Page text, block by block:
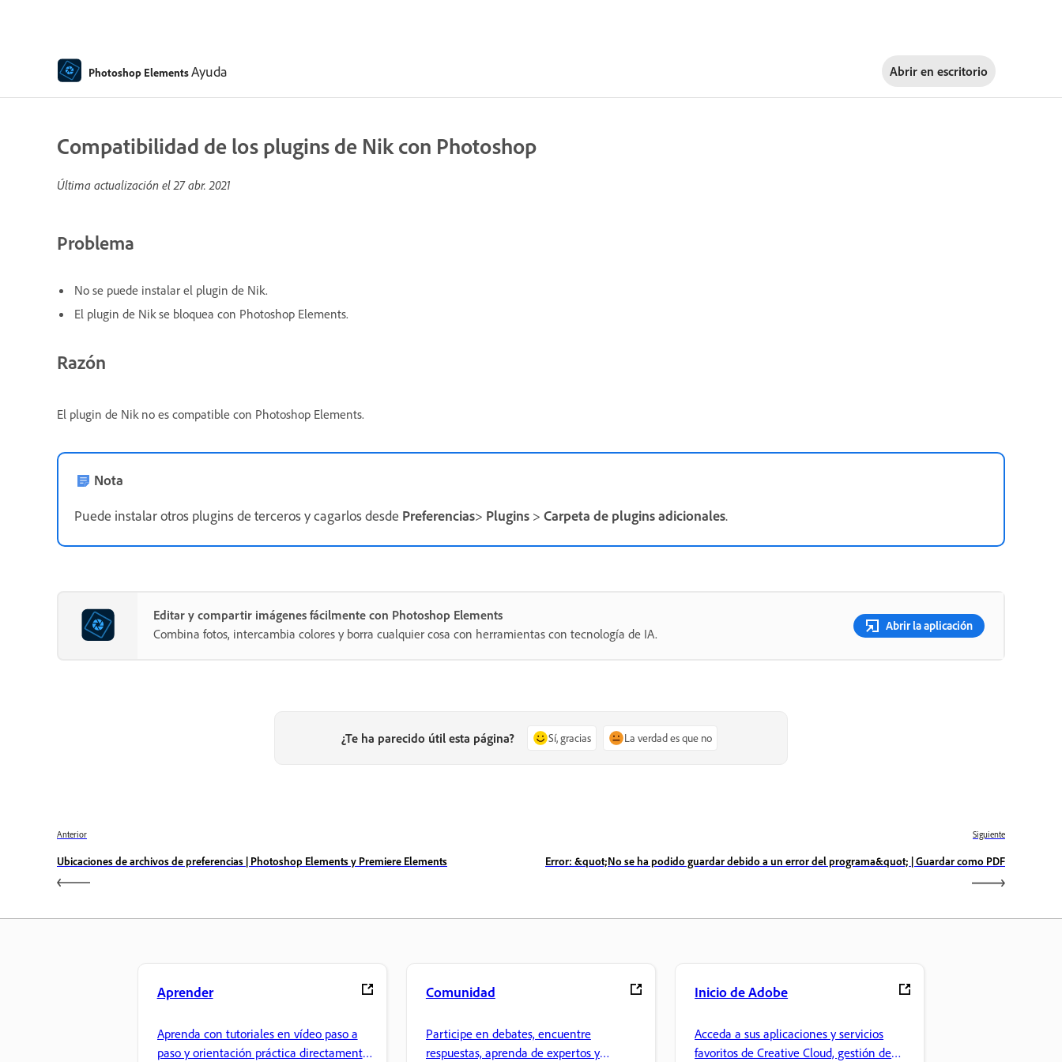
Photoshop ElementsAyuda Abrir en escritorio
Compatibilidad de los plugins de Nik con Photoshop
Última actualización el27 abr. 2021
Problema
No se puede instalar el plugin de Nik.
El plugin de Nik se bloquea con Photoshop Elements.
Razón
El plugin de Nik no es compatible con Photoshop Elements.
Nota
Puede instalar otros plugins de terceros y cagarlos desde Preferencias> Plugins > Carpeta de plugins adicionales.
Editar y compartir imágenes fácilmente con Photoshop Elements
Combina fotos, intercambia colores y borra cualquier cosa con herramientas con tecnología de IA.
Abrir la aplicación
¿Te ha parecido útil esta página? Sí, gracias La verdad es que no
Anterior
Ubicaciones de archivos de preferencias | Photoshop Elements y Premiere Elements
Siguiente
Error: &quot;No se ha podido guardar debido a un error del programa&quot; | Guardar como PDF
Aprender
Aprenda con tutoriales en vídeo paso a
paso y orientación práctica directamente
Comunidad
Participe en debates, encuentre
respuestas, aprenda de expertos y
Inicio de Adobe
Acceda a sus aplicaciones y servicios
favoritos de Creative Cloud, gestión de